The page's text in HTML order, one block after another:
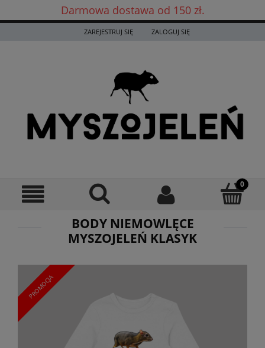
Darmowa dostawa od 150 zł.
Darmowa dostawa już od 150 zł! ✨
ZAREJESTRUJ SIĘ ZALOGUJ SIĘ
BODY NIEMOWLĘCE
MYSZOJELEŃ KLASYK
PROMOCJA